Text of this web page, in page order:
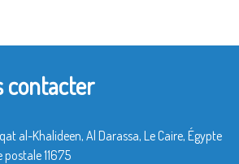
contacter
al-Khalideen, Al Darassa, Le Caire, Égypte
postale 11675